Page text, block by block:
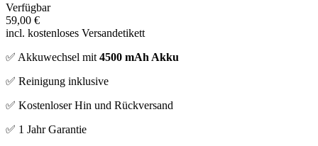
Verfügbar
59,00 €
incl. kostenloses Versandetikett
✅ Akkuwechsel mit 4500 mAh Akku
✅ Reinigung inklusive
✅ Kostenloser Hin und Rückversand
✅ 1 Jahr Garantie